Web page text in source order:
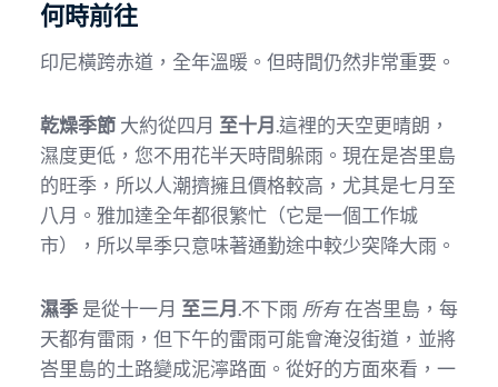
何時前往
印尼橫跨赤道，全年溫暖。但時間仍然非常重要。
乾燥季節 大約從四月 至十月.這裡的天空更晴朗，
濕度更低，您不用花半天時間躲雨。現在是峇里島
的旺季，所以人潮擠擁且價格較高，尤其是七月至
八月。雅加達全年都很繁忙（它是一個工作城
市），所以旱季只意味著通勤途中較少突降大雨。
濕季是從十一月 至三月.不下雨 所有在峇里島，每
天都有雷雨，但下午的雷雨可能會淹沒街道，並將
峇里島的土路變成泥濘路面。從好的方面來看，一